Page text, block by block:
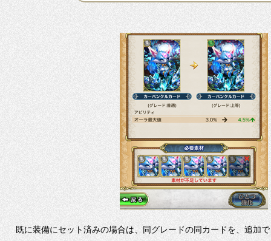
既に装備にセット済みの場合は、同グレードの同カードを、追加